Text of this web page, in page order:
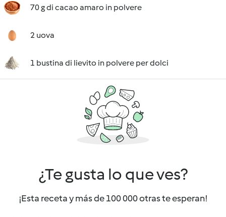
70 g di cacao amaro in polvere
2 uova
1 bustina di lievito in polvere per dolci
¿Te gusta lo que ves?
¡Esta receta y más de 100 000 otras te esperan!